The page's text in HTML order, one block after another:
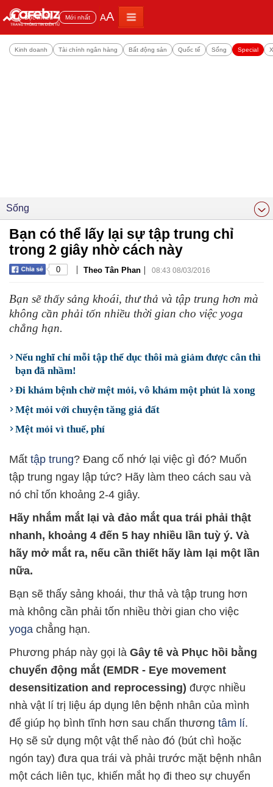
Đọc nhiều Mới nhất AA
Kinh doanh Tài chính ngân hàng Bất động sản Quốc tế Sống Special
Sống
Bạn có thể lấy lại sự tập trung chỉ
trong 2 giây nhờ cách này
0 | Theo Tân Phan | 08:43 08/03/2016
Bạn sẽ thấy sảng khoái, thư thả và tập trung hơn mà
không cần phải tốn nhiều thời gian cho việc yoga
chẳng hạn.
Nếu nghĩ chỉ mỗi tập thể dục thôi mà giảm được cân thì
bạn đã nhầm!
Đi khám bệnh chờ mệt mỏi, vô khám một phút là xong
Mệt mỏi với chuyện tăng giá đất
Mệt mỏi vì thuế, phí
Mất tập trung? Đang cố nhớ lại việc gì đó? Muốn
tập trung ngay lập tức? Hãy làm theo cách sau và
nó chỉ tốn khoảng 2-4 giây.
Hãy nhắm mắt lại và đảo mắt qua trái phải thật
nhanh, khoảng 4 đến 5 hay nhiều lần tuỳ ý. Và
hãy mở mắt ra, nếu cần thiết hãy làm lại một lần
nữa.
Bạn sẽ thấy sảng khoái, thư thả và tập trung hơn
mà không cần phải tốn nhiều thời gian cho việc
yoga chẳng hạn.
Phương pháp này gọi là Gây tê và Phục hồi bằng
chuyển động mắt (EMDR - Eye movement
desensitization and reprocessing) được nhiều
nhà vật lí trị liệu áp dụng lên bệnh nhân của mình
để giúp họ bình tĩnh hơn sau chấn thương tâm lí.
Họ sẽ sử dụng một vật thể nào đó (bút chì hoặc
ngón tay) đưa qua trái và phải trước mặt bệnh nhân
một cách liên tục, khiến mắt họ đi theo sự chuyển